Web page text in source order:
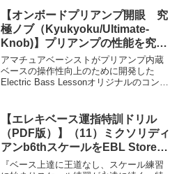
Co...
【オンボードプリアンプ開眼 究
極ノブ（Kyukyoku/Ultimate-
Knob)】プリアンプの性能を究極
まで引き出し自分好みの音を作り
込む
アマチュアベーシストがプリアンプ内蔵
ベースの操作性向上のために開発した
Electric Bass Lessonオリジナルのコント
可能にする究極ノブです。（意匠登録第
17...
【エレキベース運指特訓ドリル
（PDF版）】（11）ミクソリディ
アンb6thスケールをEBL Storeで
ダウンロード提供中。（無償お試
『ベース上達に王道なし、スケール練習